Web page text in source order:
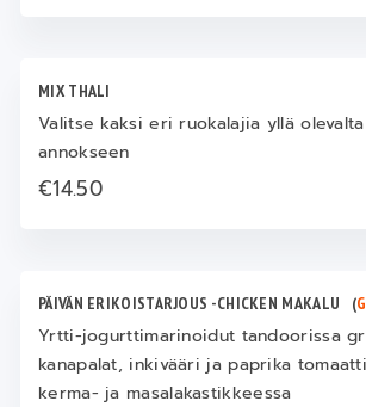
MIX THALI
Valitse kaksi eri ruokalajia yllä
annokseen
€14.50
PÄIVÄN ERIKOISTARJOUS -CHICKEN MAKALU (G
Yrtti-jogurttimarinoidut tandoorissa
kanapalat, inkivääri ja paprika
kerma- ja masalakastikkeessa